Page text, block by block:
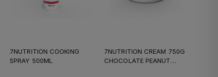
7NUTRITION COOKING
SPRAY 500ML
7NUTRITION CREAM 750G
CHOCOLATE PEANUT